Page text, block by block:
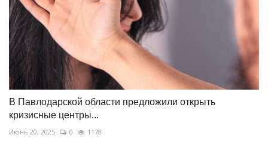
В Павлодарской области предложили открыть
кризисные центры...
Июнь 20, 2025 0 1178